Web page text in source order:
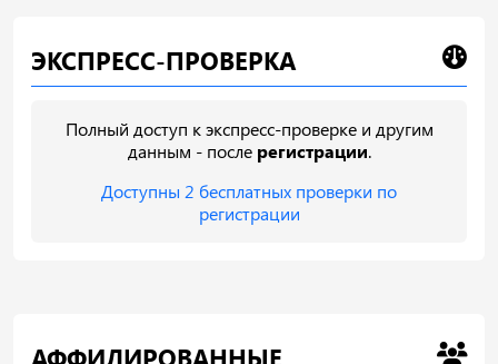
ЭКСПРЕСС-ПРОВЕРКА
Полный доступ к экспресс-проверке и другим
данным - после регистрации.
Доступны 2 бесплатных проверки по
регистрации
АФФИЛИРОВАННЫЕ